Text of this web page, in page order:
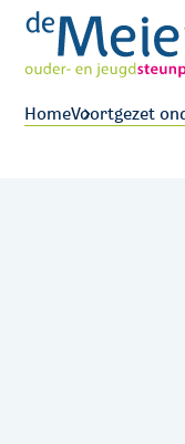
HomeVoortgezet